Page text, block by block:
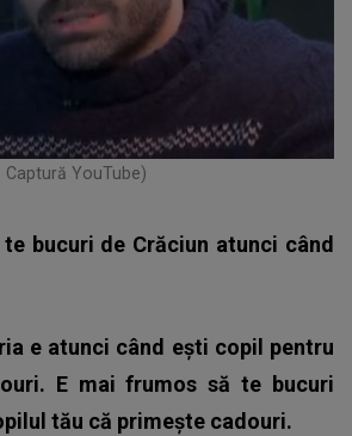
YouTube)
bucuri de Crăciun atunci când
e atunci când ești copil pentru
E mai frumos să te bucuri
tău că primește cadouri.